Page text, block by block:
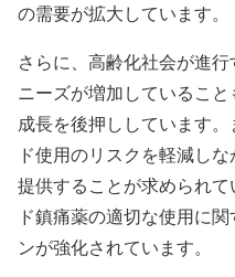
の需要が拡大しています。
さらに、高齢化社会が進
ニーズが増加しているこ
成長を後押ししています
ド使用のリスクを軽減し
提供することが求められ
ド鎮痛薬の適切な使用に
ンが強化されています。